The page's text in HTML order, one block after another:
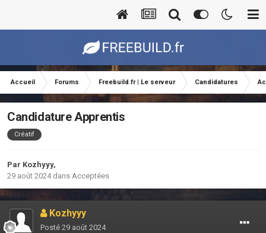
Accueil Forums Freebuild.fr | Le serveur Candidatures
Candidature Apprentis
Créatif
Par Kozhyyy,
29 août 2024dans Acceptées
Kozhyyy
Posté 29 août 2024